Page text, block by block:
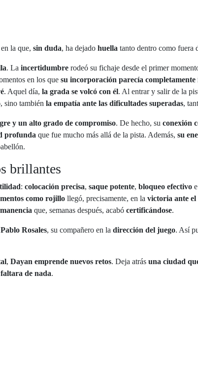
la que, sin duda, ha dejado huella tanto dentro como fuera
. La incertidumbre rodeó su fichaje desde el primer
en los que su incorporación parecía completamente
. Aquel día, la grada se volcó con él. Al entrar y salir de la
, sino también la empatía ante las dificultades superadas,
y un alto grado de compromiso. De hecho, su conexión
profunda que fue mucho más allá de la pista. Además, su
brillantes
: colocación precisa, saque potente, bloqueo efectivo
como rojillo llegó, precisamente, en la victoria ante
que, semanas después, acabó certificándose.
Rosales, su compañero en la dirección del juego. Así
, Dayan emprende nuevos retos. Deja atrás una ciudad
de nada.